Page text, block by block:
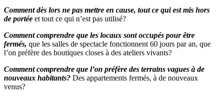
Comment dès lors ne pas mettre en cause, tout ce qui est mis hors
de portée et tout ce qui n’est pas utilisé?
Comment comprendre que les locaux sont occupés pour être
fermés, que les salles de spectacle fonctionnent 60 jours par an, que
l’on préfère des boutiques closes à des ateliers vivants?
Comment comprendre que l’on préfère des terrains vagues à de
nouveaux habitants? Des appartements fermés, à de nouveaux
venus?